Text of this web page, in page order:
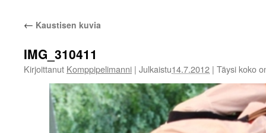
← Kaustisen kuvia
IMG_310411
Kirjoittanut Komppipelimanni | Julkaistu14.7.2012 | Täysi koko